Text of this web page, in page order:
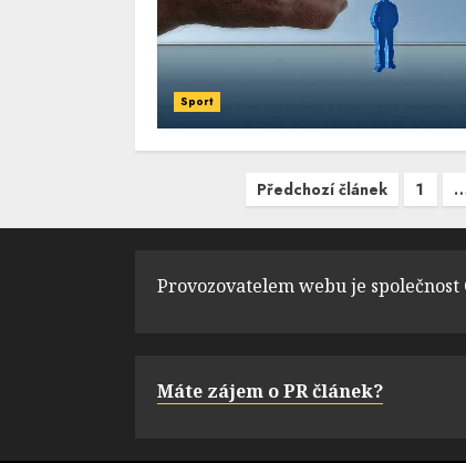
Sport
pro
Předchozí článek 1
Provozovatelem webu je společnost
Máte zájem o PR článek?